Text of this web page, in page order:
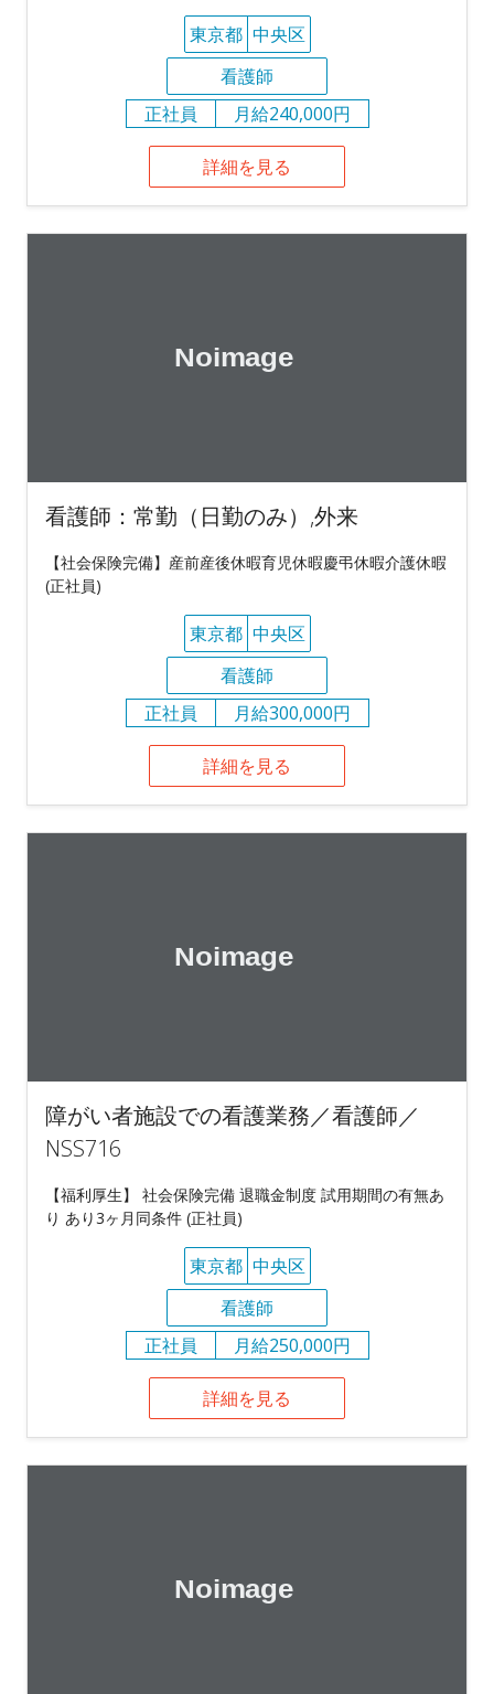
東京都 中央区
看護師
正社員
月給240,000円
詳細を見る
看護師：常勤（日勤のみ）,外来
【社会保険完備】産前産後休暇育児休暇慶弔休暇介護休暇
(正社員)
東京都 中央区
看護師
正社員
月給300,000円
詳細を見る
障がい者施設での看護業務／看護師／
NSS716
【福利厚生】 社会保険完備 退職金制度 試用期間の有無あ
り あり3ヶ月同条件 (正社員)
東京都 中央区
看護師
正社員
月給250,000円
詳細を見る